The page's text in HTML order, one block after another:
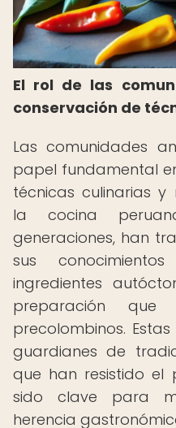
El rol de las
conservación de
Las comunidades
papel fundamental
técnicas culinarias
la cocina
generaciones, han
sus
ingredientes
preparación
precolombinos.
guardianes de
que han resistido el
sido clave para
herencia